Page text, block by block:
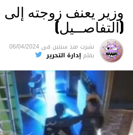
وزير يعنف زوجته
(التفاصــيل)
نشرت منذ سنتين فى 06/04/2024
بقلم إدارة التحرير